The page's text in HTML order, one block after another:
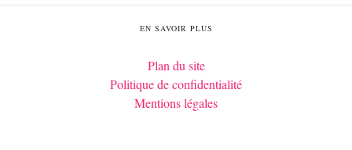
EN SAVOIR PLUS
Plan du site
Politique de confidentialité
Mentions légales